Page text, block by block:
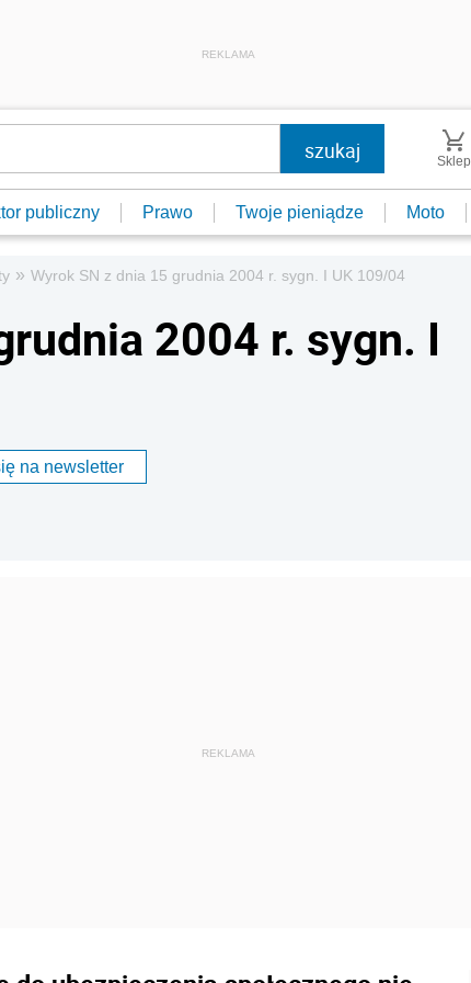
REKLAMA
Sklep
publiczny Prawo Twoje pieniądze Moto
» Wyrok SN z dnia 15 grudnia 2004 r. sygn. I UK 109/04
2004 r. sygn. I
na newsletter